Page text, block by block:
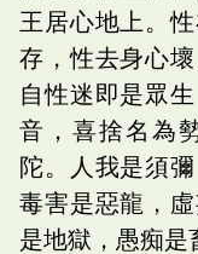
王居心地上。
存，性去身心
自性迷即是眾
音，喜捨名為
陀。人我是須
毒害是惡龍，
是地獄，愚痴是